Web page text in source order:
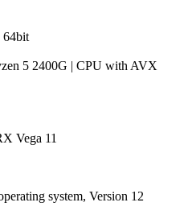
64bit
5 2400G | CPU with AVX
Vega 11
system, Version 12